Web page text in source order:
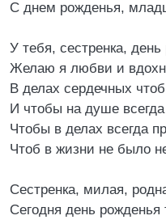
С днем рожденья,
У тебя, сестренка,
Желаю я любви и
В делах сердечных
И чтобы на душе
Чтобы в делах всегда
Чтоб в жизни не было
Сестренка, милая,
Сегодня день рожденья